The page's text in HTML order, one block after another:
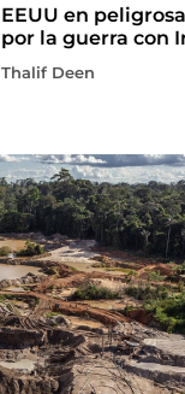
EEUU en
por la guerra con
Thalif Deen